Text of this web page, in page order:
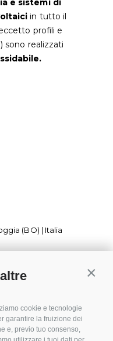
cookie e tecnologie
garantire la fruizione dei
e, previo tuo consenso,
e sistemi di
i in tutto il
profili e
sono realizzati
(BO) | Italia